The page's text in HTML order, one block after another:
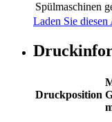
Spülmaschinen
Laden Sie
Druckposition